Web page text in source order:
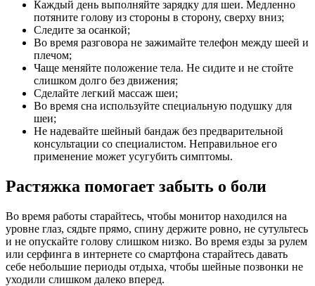
Каждый день выполняйте зарядку для шеи. Медленно
потяните голову из стороны в сторону, сверху вниз;
Следите за осанкой;
Во время разговора не зажимайте телефон между шеей и
плечом;
Чаще меняйте положение тела. Не сидите и не стойте
слишком долго без движения;
Сделайте легкий массаж шеи;
Во время сна используйте специальную подушку для
шеи;
Не надевайте шейный бандаж без предварительной
консультации со специалистом. Неправильное его
применение может усугубить симптомы.
Растяжка помогает забыть о боли
Во время работы старайтесь, чтобы монитор находился на
уровне глаз, сядьте прямо, спину держите ровно, не сутультесь
и не опускайте голову слишком низко. Во время езды за рулем
или серфинга в интернете со смартфона старайтесь давать
себе небольшие периоды отдыха, чтобы шейные позвонки не
уходили слишком далеко вперед.